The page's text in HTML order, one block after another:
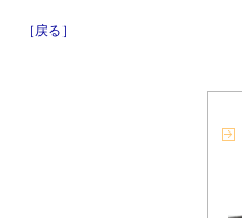
［戻る］